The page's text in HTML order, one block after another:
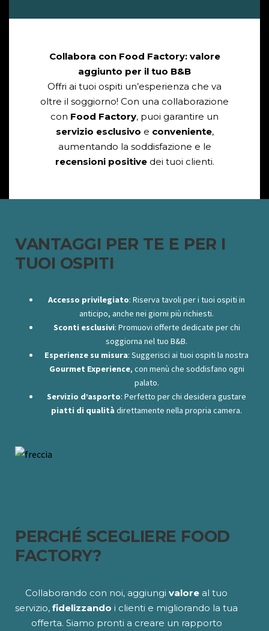
Collabora con Food Factory: valore
aggiunto per il tuo B&B
Offri ai tuoi ospiti un’esperienza che va
oltre il soggiorno! Con una collaborazione
con Food Factory, puoi garantire un
servizio esclusivo e conveniente,
aumentando la soddisfazione e le
recensioni positivedei tuoi clienti.
VANTAGGI PER TE E PER I
TUOI OSPITI
Accesso privilegiato: Riserva tavoli per i tuoi ospiti in
anticipo, anche nei giorni più richiesti.
Sconti esclusivi: Promuovi offerte dedicate per chi
soggiorna nel tuo B&B.
Esperienze su misura: Suggerisci ai tuoi ospiti la nostra
Gourmet Experience, con menù che soddisfano ogni
palato.
Servizio d’asporto: Perfetto per chi desidera gustare
piatti di qualitàdirettamente nella propria camera.
PERCHÉ SCEGLIERE FOOD
FACTORY?
Collaborando con noi, aggiungi valore al tuo
servizio, fidelizzando i clienti e migliorando la tua
offerta. Siamo pronti a creare un rapporto